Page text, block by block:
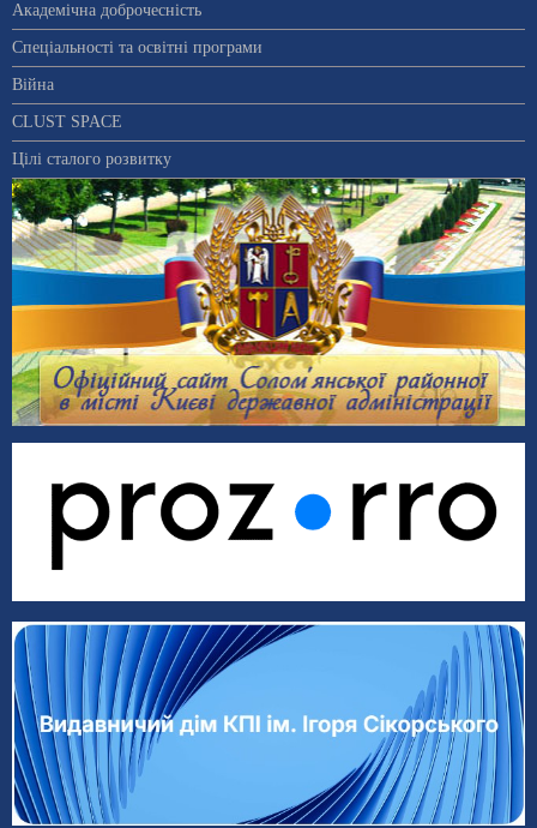
Академічна доброчесність
Спеціальності та освітні програми
Війна
CLUST SPACE
Цілі сталого розвитку